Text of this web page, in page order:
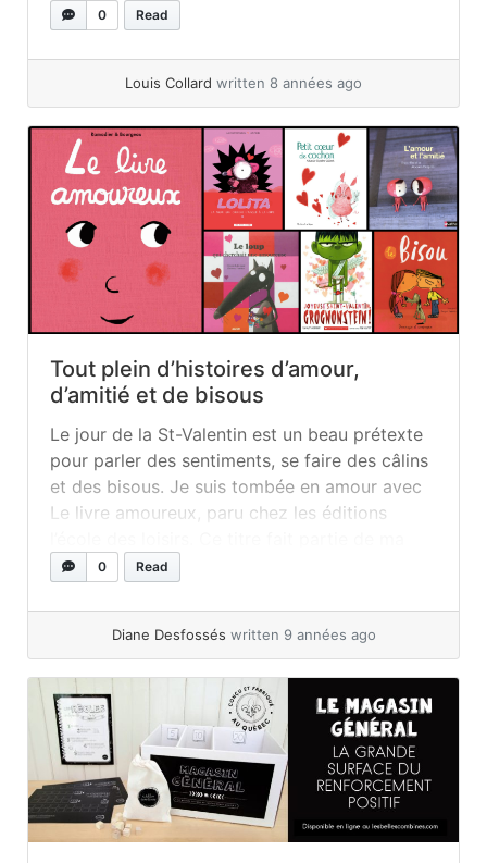
Deslauriers (psychoéducatrice) et moi, Louis
pour nos minis est tout simplement un petit
bijou ! Écrit par Solène... »read more
0 Read
Louis Collard written 8 années ago
Tout plein d’histoires d’amour,
d’amitié et de bisous
Le jour de la St-Valentin est un beau prétexte
pour parler des sentiments, se faire des câlins
et des bisous. Je suis tombée en amour avec
Le livre amoureux, paru chez les éditions
catégorie « les livres interactifs d’avant les
interpellent... »read more
0 Read
Diane Desfossés written 9 années ago